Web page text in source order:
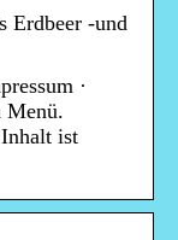
Erdbeer -und
·
Menü.
ist